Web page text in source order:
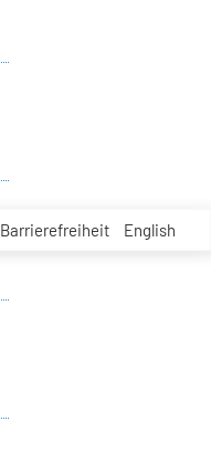
Barrierefreiheit English